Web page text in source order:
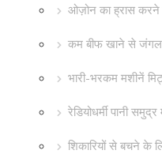
ओज़ोन का ह्रास करने
कम बीफ खाने से
भारी-भरकम मशीनें
रेडियोधर्मी पानी
शिकारियों से बचने के